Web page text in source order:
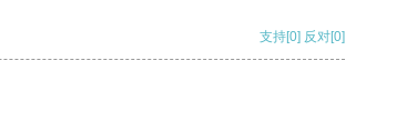
支持[0] 反对[0]